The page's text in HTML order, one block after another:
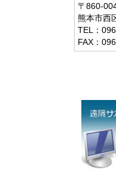
〒860-
熊本市西
TEL：
FAX：